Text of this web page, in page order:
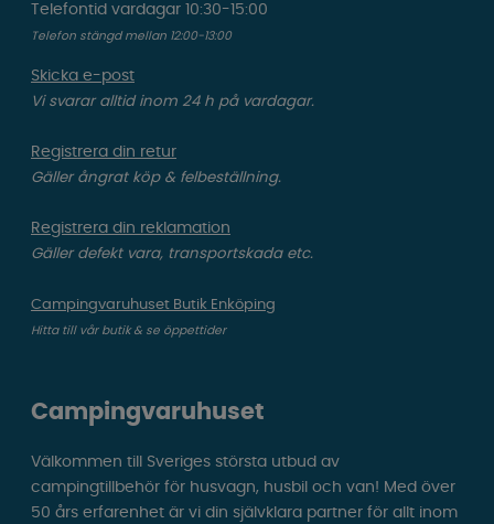
Telefontid vardagar 10:30-15:00
Telefon stängd mellan 12:00-13:00
Skicka e-post
Vi svarar alltid inom 24 h på vardagar.
Registrera din retur
Gäller ångrat köp & felbeställning.
Registrera din reklamation
Gäller defekt vara, transportskada etc.
Campingvaruhuset Butik Enköping
Hitta till vår butik & se öppettider
Campingvaruhuset
Välkommen till Sveriges största utbud av
campingtillbehör för husvagn, husbil och van! Med över
50 års erfarenhet är vi din självklara partner för allt inom